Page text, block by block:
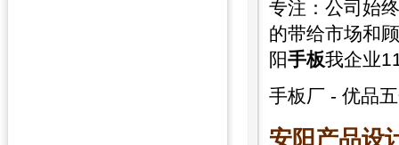
专注：公司始
的带给市场和
阳手板我企业
手板厂 - 优品
安阳产品设